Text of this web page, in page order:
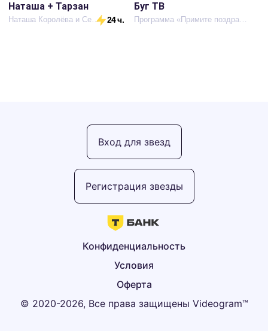
Наташа + Тарзан
Наташа Королёва и Сергей Глушко 24 ч.
Буг ТВ
Программа «Примите поздравления»
© 2020-2026, Все права защищены Videogram™
Оферта
Условия
Конфиденциальность
Регистрация звезды
Вход для звезд